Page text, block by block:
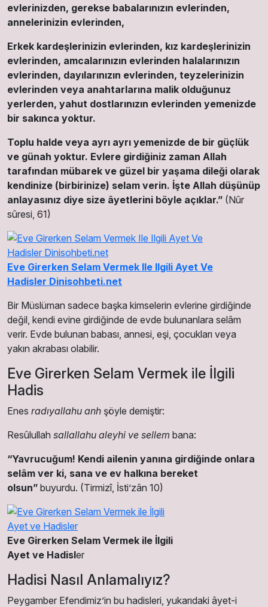
evlerinizden, gerekse babalarınızın evlerinden,
annelerinizin evlerinden,
Erkek kardeşlerinizin evlerinden, kız kardeşlerinizin
evlerinden, amcalarınızın evlerinden halalarınızın
evlerinden, dayılarınızın evlerinden, teyzelerinizin
evlerinden veya anahtarlarına malik olduğunuz
yerlerden, yahut dostlarınızın evlerinden yemenizde
bir sakınca yoktur.
Toplu halde veya ayrı ayrı yemenizde de bir güçlük
ve günah yoktur. Evlere girdiğiniz zaman Allah
tarafından mübarek ve güzel bir yaşama dileği olarak
kendinize (birbirinize) selam verin. İşte Allah düşünüp
anlayasınız diye size âyetlerini böyle açıklar.” (Nûr
sûresi, 61)
Eve Girerken Selam Vermek Ile Ilgili Ayet Ve
Hadisler Dinisohbeti.net
Bir Müslüman sadece başka kimselerin evlerine girdiğinde
değil, kendi evine girdiğinde de evde bulunanlara selâm
verir. Evde bulunan babası, annesi, eşi, çocukları veya
yakın akrabası olabilir.
Eve Girerken Selam Vermek ile İlgili
Hadis
Enes radıyallahu anh şöyle demiştir:
Resûlullah sallallahu aleyhi ve sellem bana:
“Yavrucuğum! Kendi ailenin yanına girdiğinde onlara
selâm ver ki, sana ve ev halkına bereket
olsun” buyurdu. (Tirmizî, İsti’zân 10)
Eve Girerken Selam Vermek ile İlgili
Ayet ve Hadisler
Hadisi Nasıl Anlamalıyız?
Peygamber Efendimiz’in bu hadisleri, yukarıdaki âyet-i